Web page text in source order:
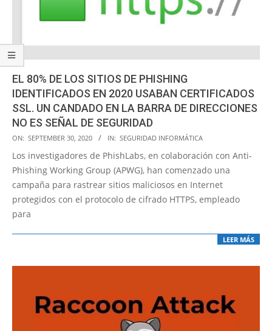
EL 80% DE LOS SITIOS DE PHISHING
IDENTIFICADOS EN 2020 USABAN CERTIFICADOS
SSL. UN CANDADO EN LA BARRA DE DIRECCIONES
NO ES SEÑAL DE SEGURIDAD
2020-
09-
30
ON: SEPTEMBER 30, 2020 IN: SEGURIDAD INFORMÁTICA
Los investigadores de PhishLabs, en colaboración con Anti-
Phishing Working Group (APWG), han comenzado una
campaña para rastrear sitios maliciosos en Internet
protegidos con el protocolo de cifrado HTTPS, empleado
para
LEER MÁS